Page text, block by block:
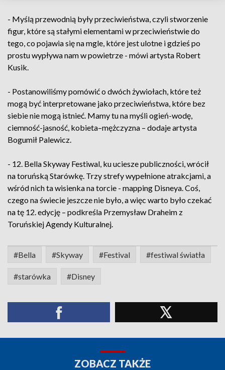
- Myślą przewodnią były przeciwieństwa, czyli stworzenie
figur, które są stałymi elementami w przeciwieństwie do
tego, co pojawia się na mgle, które jest ulotne i gdzieś po
prostu wypływa nam w powietrze - mówi artysta Robert
Kusik.
- Postanowiliśmy pomówić o dwóch żywiołach, które też
mogą być interpretowane jako przeciwieństwa, które bez
siebie nie mogą istnieć. Mamy tu na myśli ogień-wodę,
ciemność-jasność, kobieta–mężczyzna – dodaje artysta
Bogumił Palewicz.
- 12. Bella Skyway Festiwal, ku uciesze publiczności, wrócił
na toruńską Starówkę. Trzy strefy wypełnione atrakcjami, a
wśród nich ta wisienka na torcie - mapping Disneya. Coś,
czego na świecie jeszcze nie było, a więc warto było czekać
na tę 12. edycję – podkreśla Przemysław Draheim z
Toruńskiej Agendy Kulturalnej.
#Bella #Skyway #Festival #festiwal światła
#starówka #Disney
ZOBACZ TAKŻE